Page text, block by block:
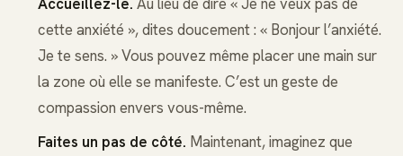
cette anxiété », dites doucement : « Bonjour l’anxiété.
Je te sens. » Vous pouvez même placer une main sur
la zone où elle se manifeste. C’est un geste de
compassion envers vous-même.
Faites un pas de côté. Maintenant, imaginez que